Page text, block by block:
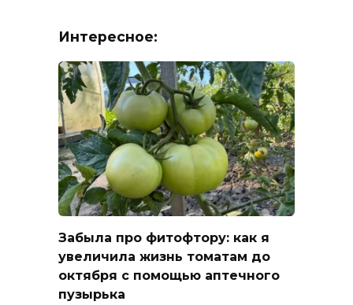
Интересное:
Забыла про фитофтору: как я
увеличила жизнь томатам до
октября с помощью аптечного
пузырька